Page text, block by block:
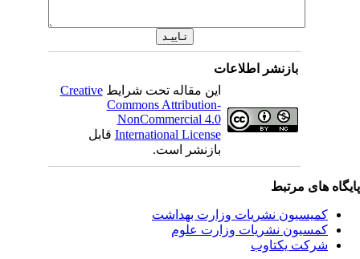
بازنشر اطلاعات
این مقاله تحت شرایطCreative
Commons Attribution-
NonCommercial 4.0
International Licenseقابل
بازنشر است.
های مرتبط
کمیسیون نشریات وزارت بهداشت
کمسیون نشریات وزارت علوم
شرکت یکتاوب